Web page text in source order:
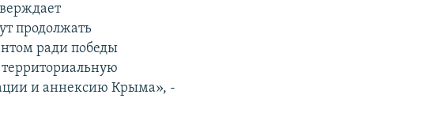
продолжать
ради победы
и аннексию Крыма», -